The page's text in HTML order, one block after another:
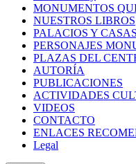
MONUMENTOS
NUESTROS LIBROS
PALACIOS Y
PERSONAJES
PLAZAS DEL
AUTORÍA
PUBLICACIONES
ACTIVIDADES
VIDEOS
CONTACTO
ENLACES
Legal